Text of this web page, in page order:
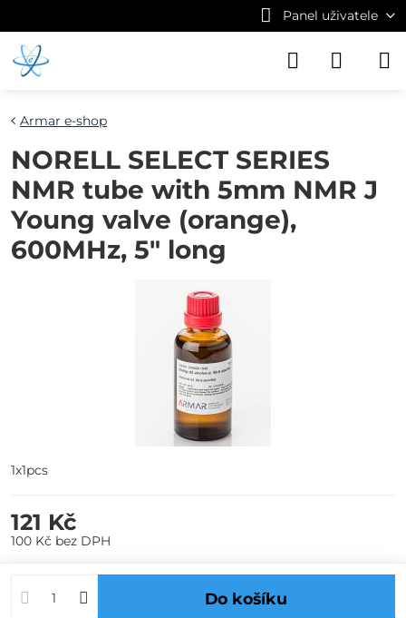
Panel uživatele
Armar e-shop
NORELL SELECT SERIES
NMR tube with 5mm NMR J
Young valve (orange),
600MHz, 5" long
1x1pcs
121 Kč
100 Kč bez DPH
Do košíku